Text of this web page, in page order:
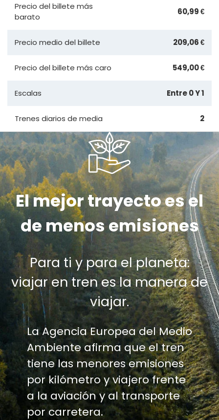
Precio del billete más
barato
60,99 €
Precio medio del billete 209,06 €
Precio del billete más caro 549,00 €
Escalas Entre 0 Y 1
Trenes diarios de media 2
El mejor trayecto es el
de menos emisiones
Para ti y para el planeta:
viajar en tren es la manera de
viajar.
La Agencia Europea del Medio
Ambiente afirma que el tren
tiene las menores emisiones
por kilómetro y viajero frente
a la aviación y al transporte
por carretera.